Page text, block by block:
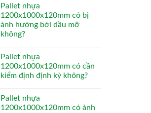
Pallet nhựa
1200x1000x120mm có bị
ảnh hưởng bởi dầu mỡ
không?
Pallet nhựa
1200x1000x120mm có cần
kiểm định định kỳ không?
Pallet nhựa
1200x1000x120mm có ảnh